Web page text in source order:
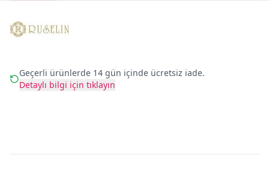
Geçerli ürünlerde 14 gün içinde ücretsiz iade.
Detaylı bilgi için tıklayın